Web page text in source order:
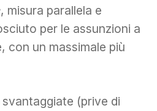
, misura parallela e
per le assunzioni a
con un massimale più
(prive di